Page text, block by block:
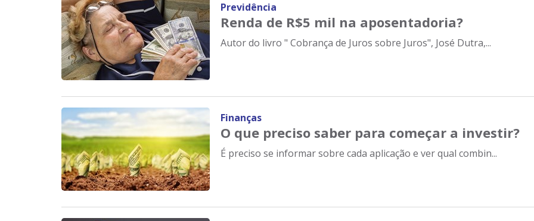
Previdência
Renda de R$5 mil na aposentadoria?
Autor do livro " Cobrança de Juros sobre Juros", José Dutra,...
Finanças
O que preciso saber para começar a investir?
É preciso se informar sobre cada aplicação e ver qual combin...